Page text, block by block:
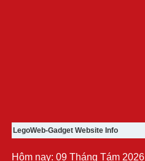
LegoWeb-Gadget Website Info
Hôm nay: 09 Tháng Tám 2026